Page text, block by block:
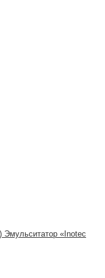
Эмульситатор «Inotec